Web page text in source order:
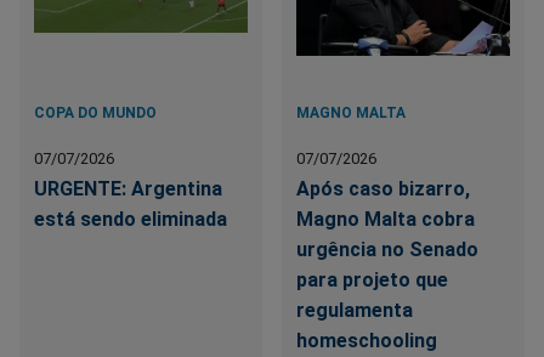
COPA DO MUNDO
07/07/2026
URGENTE: Argentina
está sendo eliminada
MAGNO MALTA
07/07/2026
Após caso bizarro,
Magno Malta cobra
urgência no Senado
para projeto que
regulamenta
homeschooling